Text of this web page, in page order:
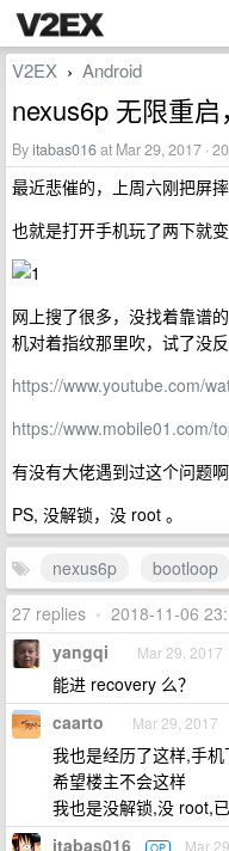
V2EX › Android
nexus6p 无限重
Byitabas016at Mar 29, 2017 ·
最近悲催的，上周六刚把屏
也就是打开手机玩了两下就
网上搜了很多，没找着靠谱
机对着指纹那里吹，试了没反
https://www.youtube.com/
https://www.mobile01.com/
有没有大佬遇到过这个问题
PS, 没解锁，没 root 。
nexus6p bootloop
27 replies • 2018-11-06
yangqi Mar 29, 2017
能进 recovery 么？
caarto Mar 29, 2017
我也是经历了这样,手
希望楼主不会这样
我也是没解锁,没 root,
itabas016 Mar